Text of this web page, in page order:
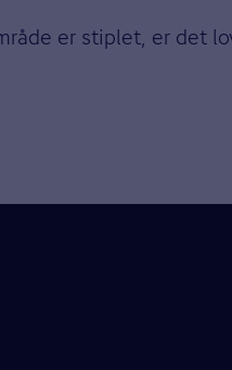
er stiplet, er det